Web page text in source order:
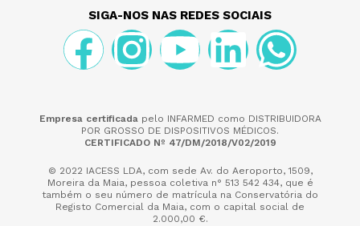
SIGA-NOS NAS REDES SOCIAIS
Empresa certificadapelo INFARMED como DISTRIBUIDORA
POR GROSSO DE DISPOSITIVOS MÉDICOS.
CERTIFICADO Nº 47/DM/2018/V02/2019
© 2022 IACESS LDA, com sede Av. do Aeroporto, 1509,
Moreira da Maia, pessoa coletiva n° 513 542 434, que é
também o seu número de matrícula na Conservatória do
Registo Comercial da Maia, com o capital social de
2.000,00 €.